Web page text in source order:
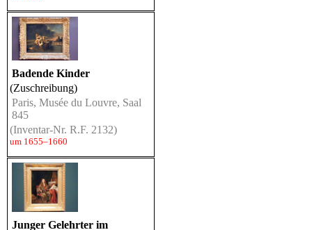
Badende Kinder
(Zuschreibung)
Paris, Musée du Louvre, Saal
845
(Inventar-Nr. R.F. 2132)
um 1655–1660
Junger Gelehrter im